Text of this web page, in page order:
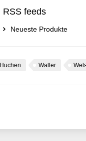
RSS feeds
Neueste Produkte
Huchen Waller